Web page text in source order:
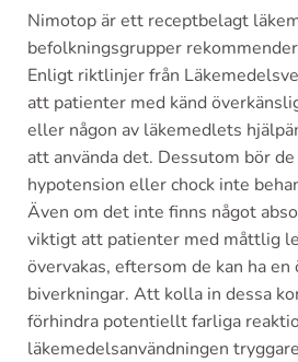
Nimotop är ett receptbelagt
befolkningsgrupper
Enligt riktlinjer från
att patienter med känd
eller någon av läkemedlets
att använda det. Dessutom bör
hypotension eller chock inte
Även om det inte finns något
viktigt att patienter med måttlig
övervakas, eftersom de kan ha
biverkningar. Att kolla in dessa
förhindra potentiellt farliga
läkemedelsanvändningen